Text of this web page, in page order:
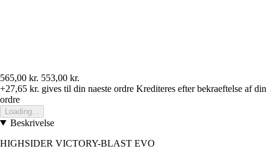
565,00 kr. 553,00 kr.
+27,65 kr. gives til din naeste ordre Krediteres efter bekraeftelse af din
ordre
Loading...
Beskrivelse
HIGHSIDER VICTORY-BLAST EVO